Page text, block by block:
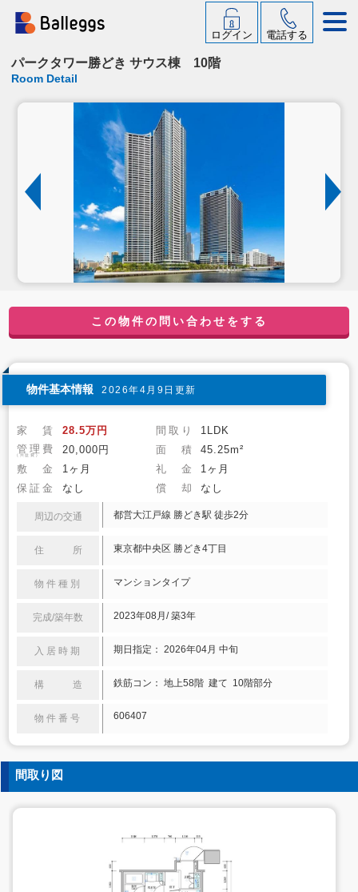
ログイン 電話する
パークタワー勝どき サウス棟 10階
Room Detail
この物件の問い合わせをする
物件基本情報 2026年4月9日更新
家 賃 28.5万円 間取り
1LDK
管理費
(共益費) 20,000円 面 積
45.25m²
敷 金
1ヶ月 礼 金
1ヶ月
保証金
なし 償 却 なし
周辺の交通 都営大江戸線 勝どき駅 徒歩2分
住 所 東京都中央区 勝どき4丁目
物件種別 マンションタイプ
完成/築年数 2023年08月/ 築3年
入居時期 期日指定： 2026年04月 中旬
構 造 鉄筋コン： 地上58階 建て 10階部分
物件番号 606407
間取り図